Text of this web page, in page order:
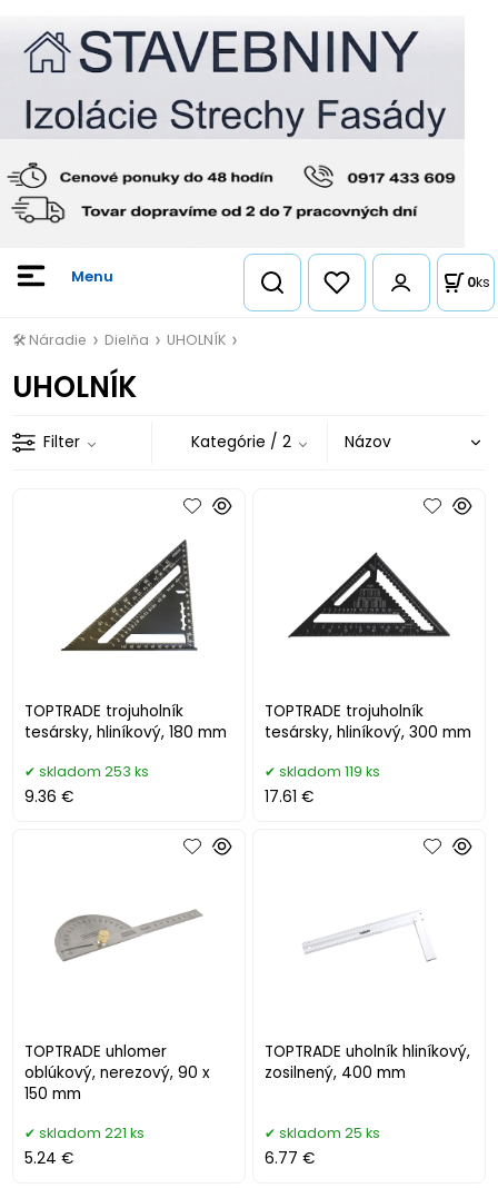
0ks
🛠️ Náradie Dielňa UHOLNÍK
UHOLNÍK
Filter Kategórie / 2
TOPTRADE trojuholník
tesársky, hliníkový, 180 mm
skladom 253 ks
9.36 €
TOPTRADE trojuholník
tesársky, hliníkový, 300 mm
skladom 119 ks
17.61 €
TOPTRADE uhlomer
oblúkový, nerezový, 90 x
150 mm
skladom 221 ks
5.24 €
TOPTRADE uholník hliníkový,
zosilnený, 400 mm
skladom 25 ks
6.77 €